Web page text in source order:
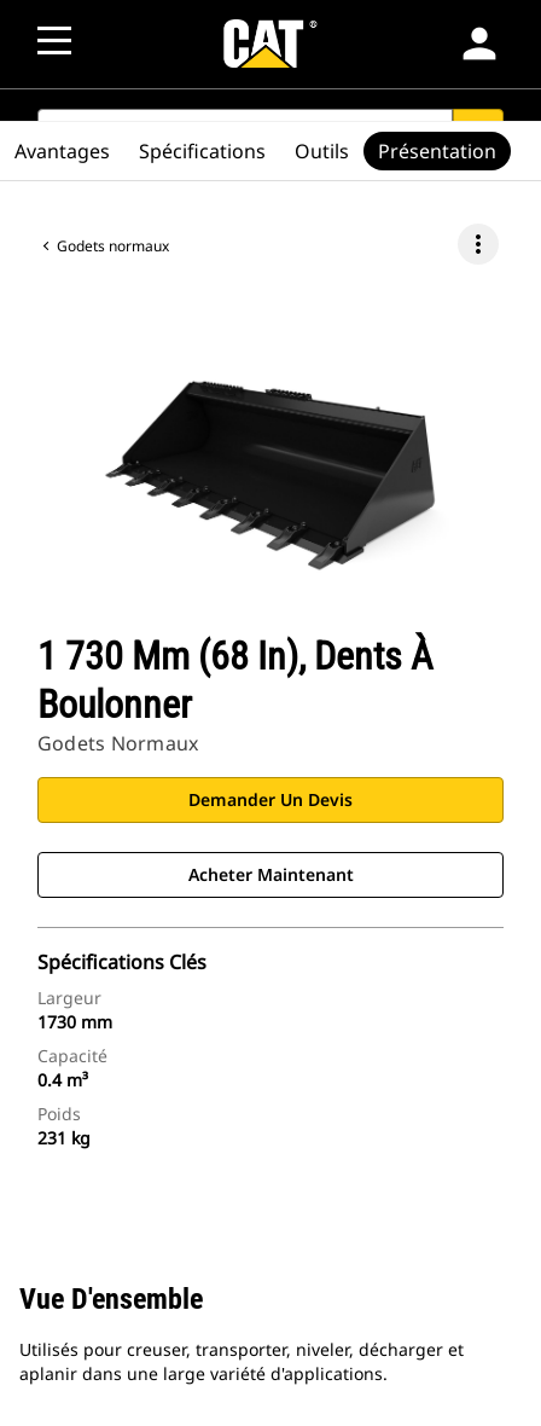
person
SEARCH search
Godets normaux more_vert
1 730 Mm (68 In), Dents À
Boulonner
Godets Normaux
Demander Un Devis
Acheter Maintenant
Spécifications Clés
Largeur
1730 mm
Capacité
0.4 m³
Poids
231 kg
Avantages Spécifications Outils Présentation
Vue D'ensemble
Utilisés pour creuser, transporter, niveler, décharger et
aplanir dans une large variété d'applications.